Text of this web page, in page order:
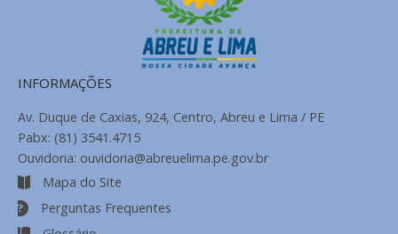
INFORMAÇÕES
Av. Duque de Caxias, 924, Centro, Abreu e Lima / PE
Pabx: (81) 3541.4715
Ouvidoria: ouvidoria@abreuelima.pe.gov.br
Mapa do Site
Perguntas Frequentes